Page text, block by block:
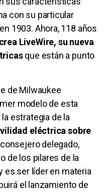
con su particular
1903. Ahora, 118 años
LiveWire, su nueva
que están a punto
de Milwaukee
modelo de esta
estrategia de la
eléctrica sobre
delegado,
de los pilares de la
es ser líder en materia
el lanzamiento de